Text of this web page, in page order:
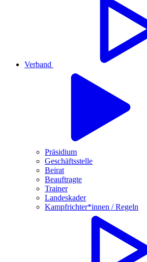
Verband
Präsidium
Geschäftsstelle
Beirat
Beauftragte
Trainer
Landeskader
Kampfrichter*innen / Regeln